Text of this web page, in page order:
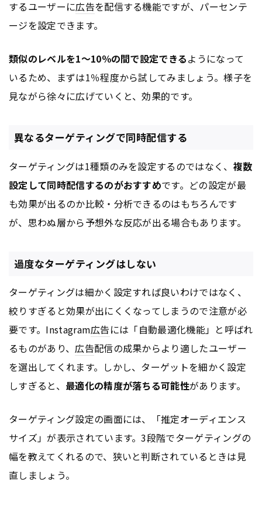
するユーザーに広告を配信する機能ですが、パーセンテ
ージを設定できます。
類似のレベルを1～10％の間で設定できるようになって
いるため、まずは1％程度から試してみましょう。様子を
見ながら徐々に広げていくと、効果的です。
異なるターゲティングで同時配信する
ターゲティングは1種類のみを設定するのではなく、 複数
設定して同時配信するのがおすすめです。どの設定が最
も効果が出るのか比較・分析できるのはもちろんです
が、思わぬ層から予想外な反応が出る場合もあります。
過度なターゲティングはしない
ターゲティングは細かく設定すれば良いわけではなく、
絞りすぎると効果が出にくくなってしまうので注意が必
要です。Instagram広告には「自動最適化機能」と呼ばれ
るものがあり、広告配信の成果からより適したユーザー
を選出してくれます。しかし、ターゲットを細かく設定
しすぎると、 最適化の精度が落ちる可能性があります。
ターゲティング設定の画面には、「推定オーディエンス
サイズ」が表示されています。3段階でターゲティングの
幅を教えてくれるので、狭いと判断されているときは見
直しましょう。